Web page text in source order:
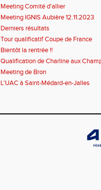
Meeting Comité d'allier
Meeting IGNIS Aubière 12.11.2023
Derniers résultats
Tour qualificatif Coupe de France
Bientôt la rentrée !!
Qualification de Charline aux
Meeting de Bron
L'UAC à Saint-Médard-en-Jalles